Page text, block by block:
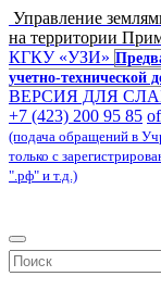
Управление
на территории
КГКУ «УЗИ»
учетно-технической
ВЕРСИЯ ДЛЯ
+7 (423) 200 95 85
(подача обращений в
только с
".рф" и т.д.)